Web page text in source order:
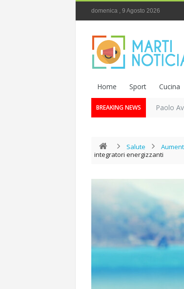
domenica , 9 Agosto 2026
Home Sport Cucina
BREAKING NEWS Paolo
Salute
integratori energizzanti